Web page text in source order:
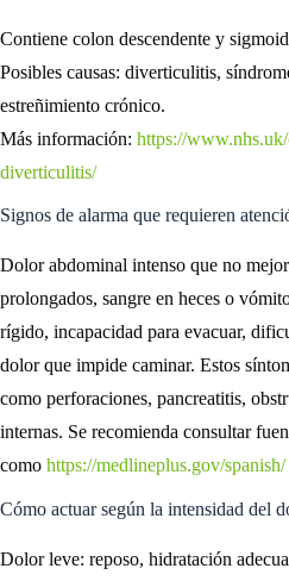
Contiene colon descendente y
Posibles causas: diverticulitis,
estreñimiento crónico.
Más información: https://
diverticulitis/
Signos de alarma que requieren
Dolor abdominal intenso que no
prolongados, sangre en heces o
rígido, incapacidad para evacuar,
dolor que impide caminar. Estos
como perforaciones, pancreatitis,
internas. Se recomienda consultar
como https://medlineplus.gov/spanish/
Cómo actuar según la intensidad del
Dolor leve: reposo, hidratación